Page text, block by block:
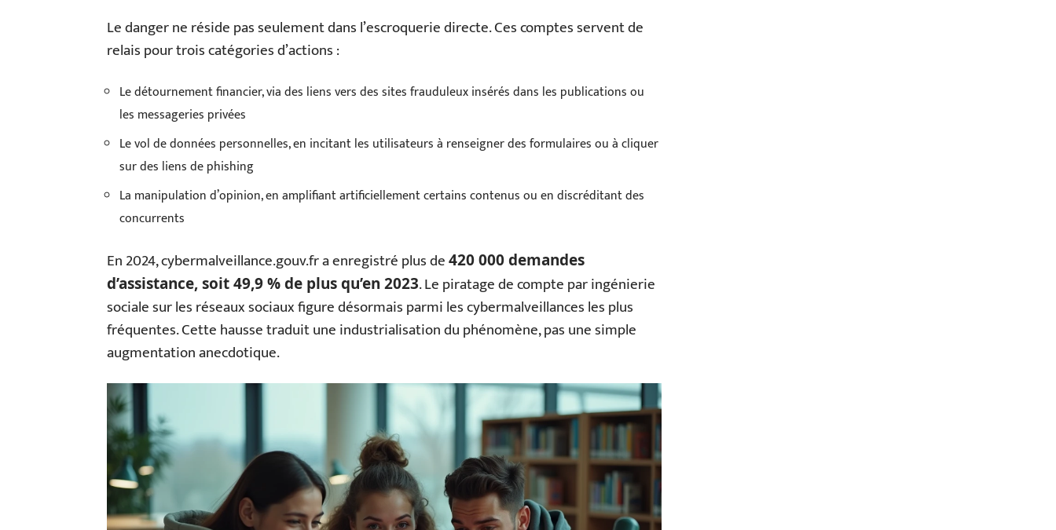
Le danger ne réside pas seulement dans l’escroquerie directe. Ces comptes servent de
relais pour trois catégories d’actions :
Le détournement financier, via des liens vers des sites frauduleux insérés dans les publications ou
les messageries privées
Le vol de données personnelles, en incitant les utilisateurs à renseigner des formulaires ou à cliquer
sur des liens de phishing
La manipulation d’opinion, en amplifiant artificiellement certains contenus ou en discréditant des
concurrents
En 2024, cybermalveillance.gouv.fr a enregistré plus de420 000 demandes
d’assistance, soit 49,9 % de plus qu’en 2023. Le piratage de compte par ingénierie
sociale sur les réseaux sociaux figure désormais parmi les cybermalveillances les plus
fréquentes. Cette hausse traduit une industrialisation du phénomène, pas une simple
augmentation anecdotique.